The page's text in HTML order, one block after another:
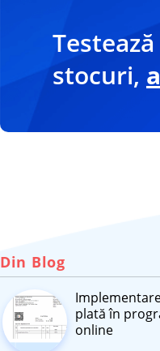
stocuri,
Din Blog
plată în
online